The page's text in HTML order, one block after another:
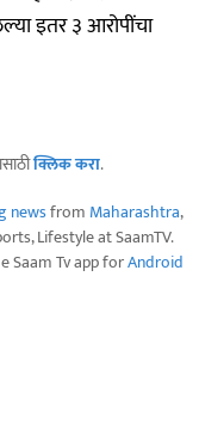
इतर ३ आरोपींचा
क्लिक करा.
newsfrom Maharashtra,
Lifestyle at SaamTV.
Saam Tv app forAndroid